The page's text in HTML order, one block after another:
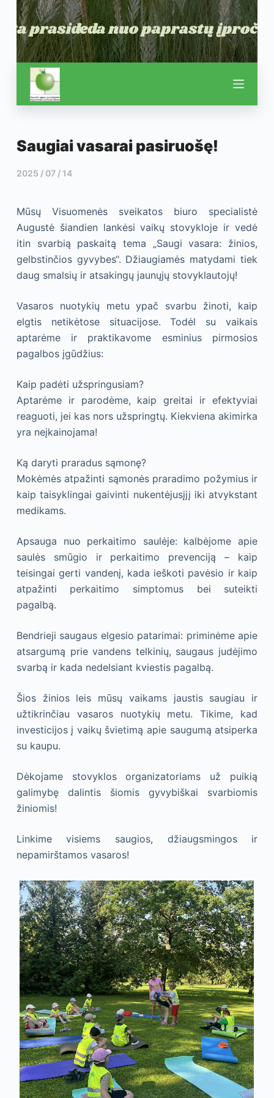
Saugiai vasarai pasiruošę!
2025 / 07 / 14
Mūsų Visuomenės sveikatos biuro specialistė
Augustė šiandien lankėsi vaikų stovykloje ir vedė
itin svarbią paskaitą tema „Saugi vasara: žinios,
gelbstinčios gyvybes“. Džiaugiamės matydami tiek
daug smalsių ir atsakingų jaunųjų stovyklautojų!
Vasaros nuotykių metu ypač svarbu žinoti, kaip
elgtis netikėtose situacijose. Todėl su vaikais
aptarėme ir praktikavome esminius pirmosios
pagalbos įgūdžius:
Kaip padėti užspringusiam?
Aptarėme ir parodėme, kaip greitai ir efektyviai
reaguoti, jei kas nors užspringtų. Kiekviena akimirka
yra neįkainojama!
Ką daryti praradus sąmonę?
Mokėmės atpažinti sąmonės praradimo požymius ir
kaip taisyklingai gaivinti nukentėjusįjį iki atvykstant
medikams.
Apsauga nuo perkaitimo saulėje: kalbėjome apie
saulės smūgio ir perkaitimo prevenciją – kaip
teisingai gerti vandenį, kada ieškoti pavėsio ir kaip
atpažinti perkaitimo simptomus bei suteikti
pagalbą.
Bendrieji saugaus elgesio patarimai: priminėme apie
atsargumą prie vandens telkinių, saugaus judėjimo
svarbą ir kada nedelsiant kviestis pagalbą.
Šios žinios leis mūsų vaikams jaustis saugiau ir
užtikrinčiau vasaros nuotykių metu. Tikime, kad
investicijos į vaikų švietimą apie saugumą atsiperka
su kaupu.
Dėkojame stovyklos organizatoriams už puikią
galimybę dalintis šiomis gyvybiškai svarbiomis
žiniomis!
Linkime visiems saugios, džiaugsmingos ir
nepamirštamos vasaros!